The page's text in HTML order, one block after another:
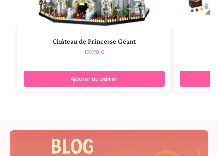
Château de Princesse Géant
199,90€
Ajouter au panier